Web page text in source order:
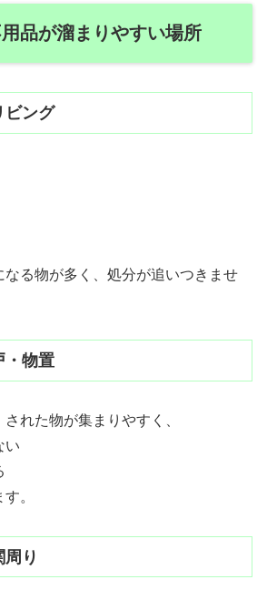
品が溜まりやすい場所
ビング
なる物が多く、処分が追いつきませ
・物置
された物が集まりやすく、
い
。
り